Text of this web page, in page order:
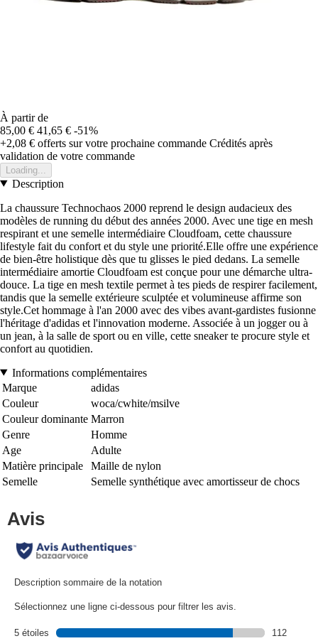
À partir de
85,00 € 41,65 € -51%
+2,08 € offerts sur votre prochaine commande Crédités après
validation de votre commande
Loading...
Description
La chaussure Technochaos 2000 reprend le design audacieux des
modèles de running du début des années 2000. Avec une tige en mesh
respirant et une semelle intermédiaire Cloudfoam, cette chaussure
lifestyle fait du confort et du style une priorité.Elle offre une expérience
de bien-être holistique dès que tu glisses le pied dedans. La semelle
intermédiaire amortie Cloudfoam est conçue pour une démarche ultra-
douce. La tige en mesh textile permet à tes pieds de respirer facilement,
tandis que la semelle extérieure sculptée et volumineuse affirme son
style.Cet hommage à l'an 2000 avec des vibes avant-gardistes fusionne
l'héritage d'adidas et l'innovation moderne. Associée à un jogger ou à
un jean, à la salle de sport ou en ville, cette sneaker te procure style et
confort au quotidien.
Informations complémentaires
Marque
adidas
Couleur
woca/cwhite/msilve
Couleur dominante Marron
Genre
Homme
Age
Adulte
Matière principale
Maille de nylon
Semelle
Semelle synthétique avec amortisseur de chocs